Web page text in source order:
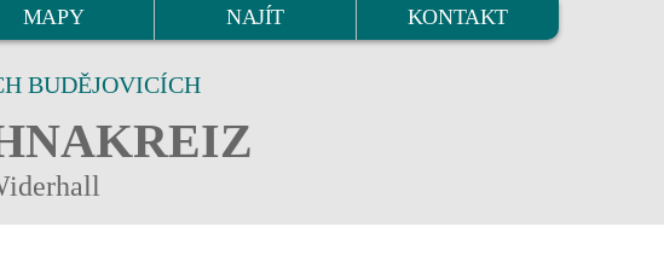
MAPY NAJÍT KONTAKT
BUDĚJOVICÍCH